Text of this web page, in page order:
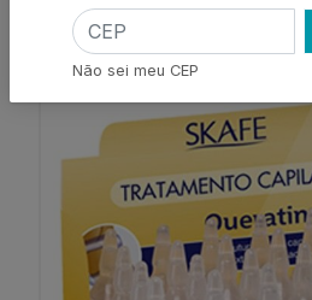
INÍCIO
HIDRATAÇÃO E
AMPOLA CAPILAR
AMPOLA SKAFE QUERATINA 10ML
Não sei meu CEP